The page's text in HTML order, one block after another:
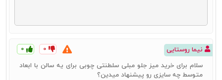
نیما روستایی ۰ ۰
سلام برای خرید میز جلو مبلی سلطنتی چوبی برای یه سالن با ابعاد
متوسط چه سایزی رو پیشنهاد میدین؟